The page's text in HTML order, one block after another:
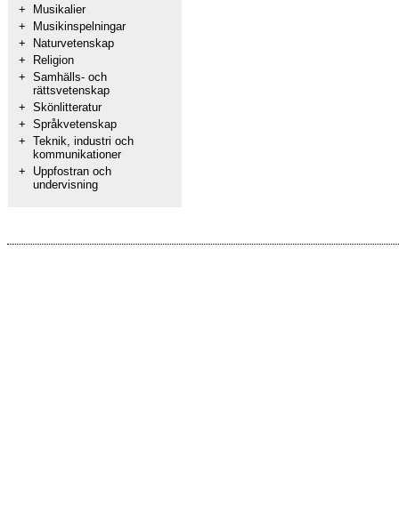
+
Musikalier
+
Musikinspelningar
+
Naturvetenskap
+
Religion
+ Samhälls- och
rättsvetenskap
+ Skönlitteratur
+ Språkvetenskap
+ Teknik, industri och
kommunikationer
+
Uppfostran och
undervisning